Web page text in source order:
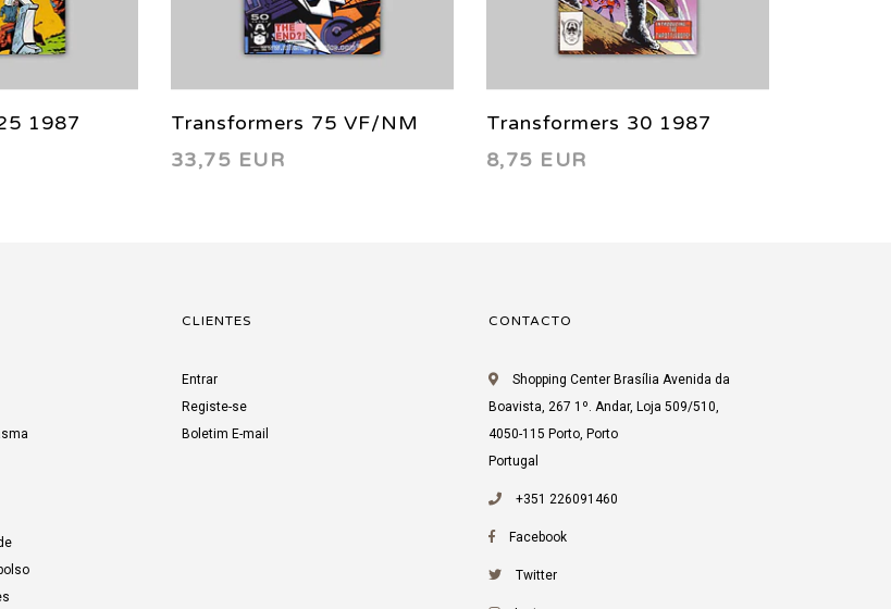
1987
Transformers 75 VF/NM
(9.0) 1991
33,75 EUR
Transformers 30 1987
8,75 EUR
CLIENTES
Entrar
Registe-se
Boletim E-mail
CONTACTO
Shopping Center Brasília Avenida da
Boavista, 267 1º. Andar, Loja 509/510,
4050-115 Porto, Porto
Portugal
+351 226091460
Facebook
Twitter